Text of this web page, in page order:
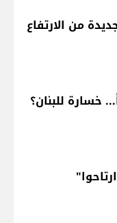
من الارتفاع
خسارة للبنان؟